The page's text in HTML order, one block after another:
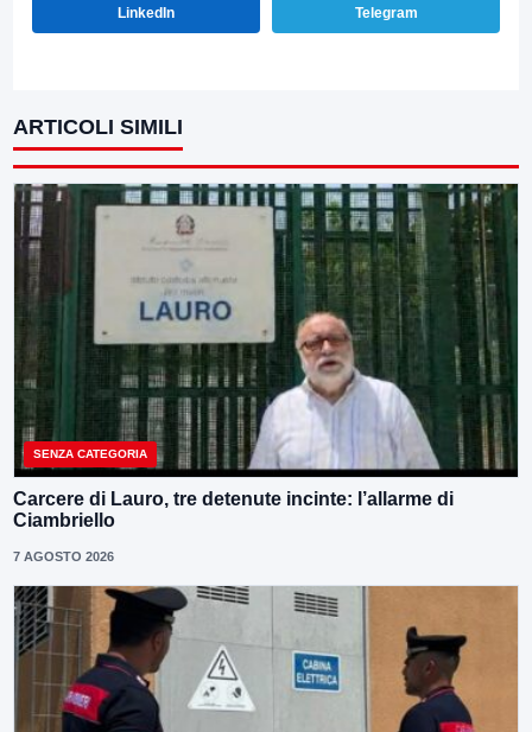
LinkedIn Telegram
ARTICOLI SIMILI
SENZA CATEGORIA
Carcere di Lauro, tre detenute incinte: l’allarme di
Ciambriello
7 AGOSTO 2026